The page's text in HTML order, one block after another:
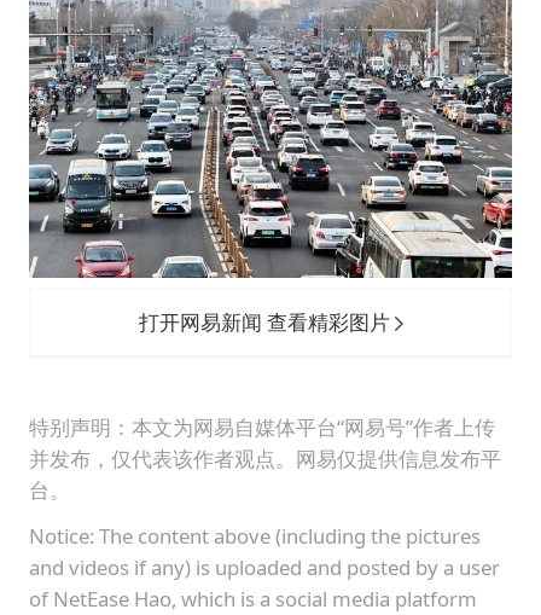
打开网易新闻 查看精彩图片
特别声明：本文为网易自媒体平台“网易号”作者上传
并发布，仅代表该作者观点。网易仅提供信息发布平
台。
Notice: The content above (including the pictures
and videos if any) is uploaded and posted by a user
of NetEase Hao, which is a social media platform